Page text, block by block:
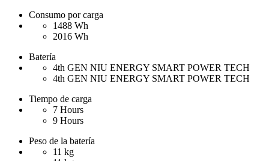
Consumo por carga
1488 Wh
2016 Wh
Batería
4th GEN NIU ENERGY SMART POWER TECH
4th GEN NIU ENERGY SMART POWER TECH
Tiempo de carga
7 Hours
9 Hours
Peso de la batería
11 kg